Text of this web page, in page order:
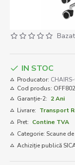
IN STOC
Producator:
Cod produs: OFF802
Garanție-2: 2 Ani
Livrare: Transport
Pret: Contine TVA
Categorie: Scaune
Achiziție publică